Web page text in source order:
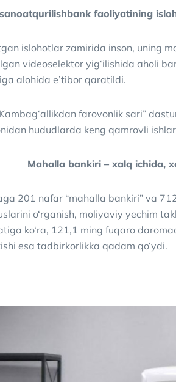
faoliyatining
islohotlar zamirida inson, uning
videoselektor yig‘ilishida aholi
alohida e’tibor qaratildi.
farovonlik sari”
hududlarda keng qamrovli
Mahalla bankiri – xalq ichida,
201 nafar “mahalla bankiri” va
o‘rganish, moliyaviy yechim
ko‘ra, 121,1 ming fuqaro
esa tadbirkorlikka qadam qo‘ydi.